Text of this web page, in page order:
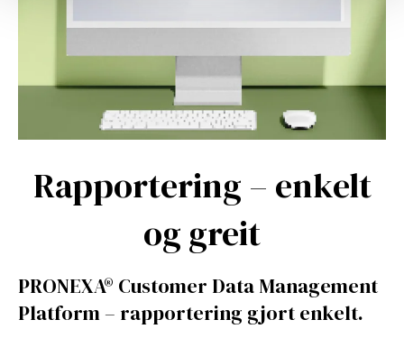
Rapportering – enkelt
og greit
PRONEXA® Customer Data Management
Platform – rapportering gjort enkelt.